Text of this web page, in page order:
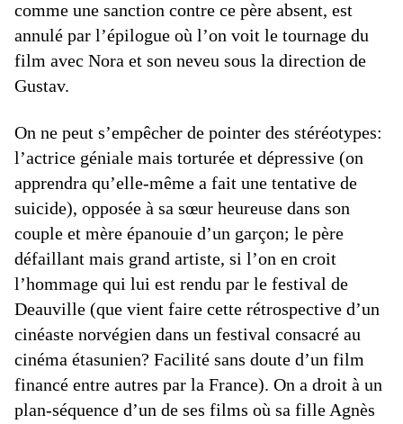
comme une sanction contre ce père absent, est
annulé par l’épilogue où l’on voit le tournage du
film avec Nora et son neveu sous la direction de
Gustav.
On ne peut s’empêcher de pointer des stéréotypes:
l’actrice géniale mais torturée et dépressive (on
apprendra qu’elle-même a fait une tentative de
suicide), opposée à sa sœur heureuse dans son
couple et mère épanouie d’un garçon; le père
défaillant mais grand artiste, si l’on en croit
l’hommage qui lui est rendu par le festival de
Deauville (que vient faire cette rétrospective d’un
cinéaste norvégien dans un festival consacré au
cinéma étasunien? Facilité sans doute d’un film
financé entre autres par la France). On a droit à un
plan-séquence d’un de ses films où sa fille Agnès